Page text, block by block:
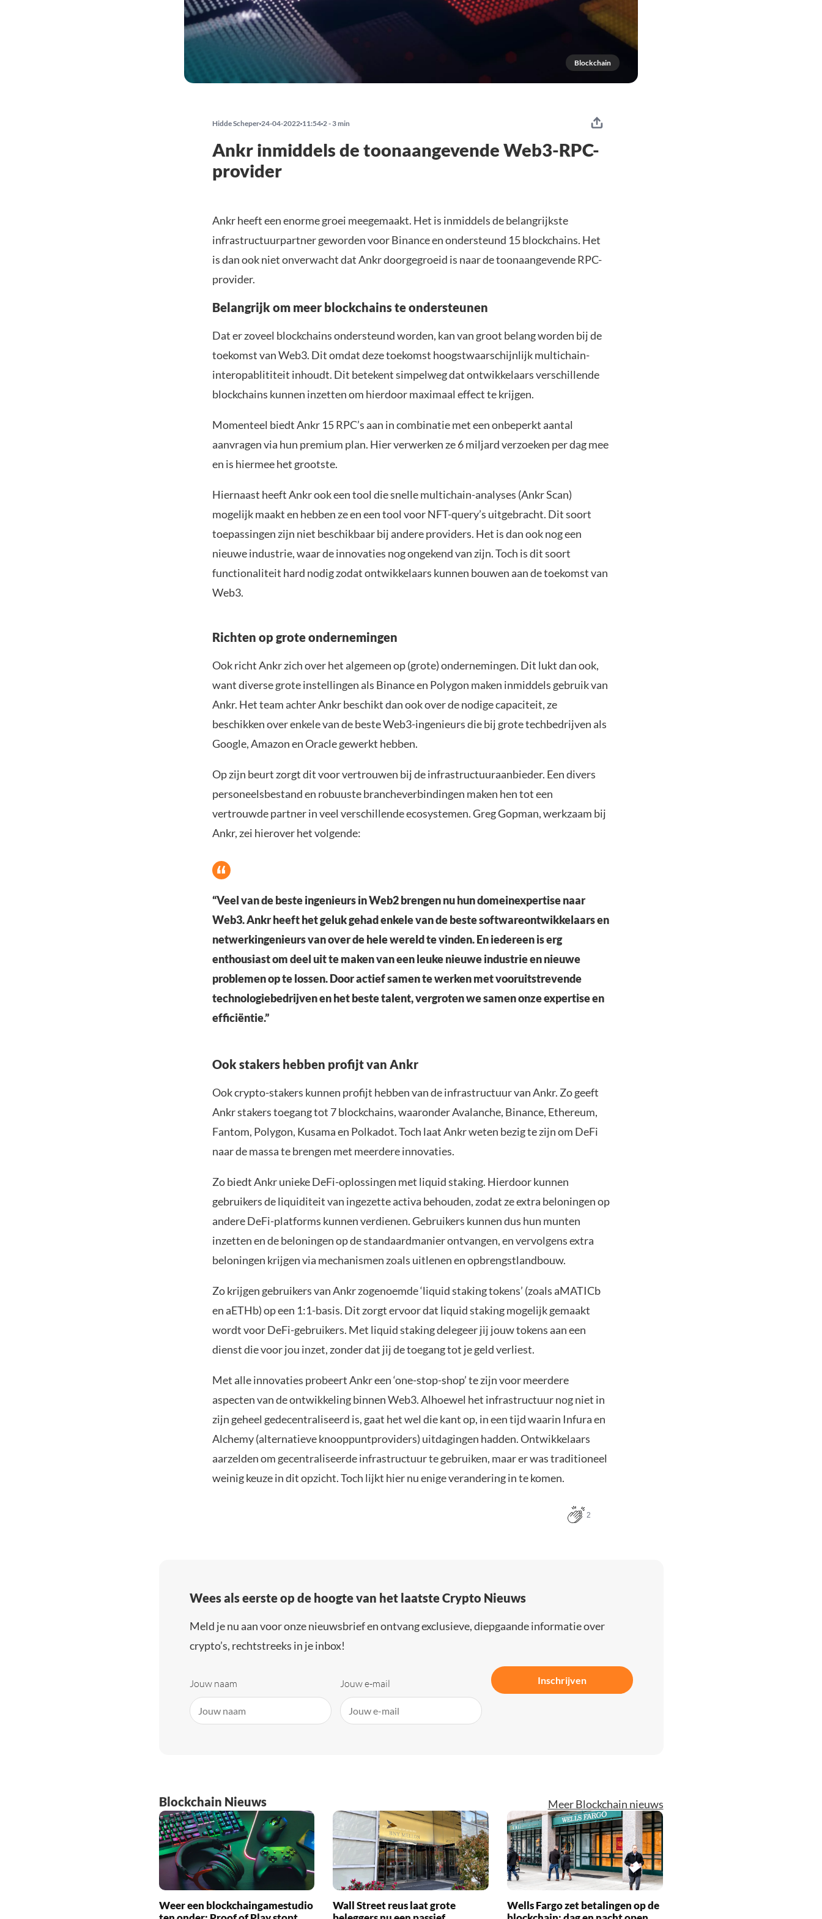
Blockchain
Hidde Scheper 24-04-2022 11:54 2 - 3 min
Ankr inmiddels de toonaangevende Web3-RPC-
provider
Ankr heeft een enorme groei meegemaakt. Het is inmiddels de belangrijkste
infrastructuurpartner geworden voor Binance en ondersteund 15 blockchains. Het
is dan ook niet onverwacht dat Ankr doorgegroeid is naar de toonaangevende RPC-
provider.
Belangrijk om meer blockchains te ondersteunen
Dat er zoveel blockchains ondersteund worden, kan van groot belang worden bij de
toekomst van Web3. Dit omdat deze toekomst hoogstwaarschijnlijk multichain-
interopablititeit inhoudt. Dit betekent simpelweg dat ontwikkelaars verschillende
blockchains kunnen inzetten om hierdoor maximaal effect te krijgen.
Momenteel biedt Ankr 15 RPC’s aan in combinatie met een onbeperkt aantal
aanvragen via hun premium plan. Hier verwerken ze 6 miljard verzoeken per dag mee
en is hiermee het grootste.
Hiernaast heeft Ankr ook een tool die snelle multichain-analyses (Ankr Scan)
mogelijk maakt en hebben ze en een tool voor NFT-query’s uitgebracht. Dit soort
toepassingen zijn niet beschikbaar bij andere providers. Het is dan ook nog een
nieuwe industrie, waar de innovaties nog ongekend van zijn. Toch is dit soort
functionaliteit hard nodig zodat ontwikkelaars kunnen bouwen aan de toekomst van
Web3.
Richten op grote ondernemingen
Ook richt Ankr zich over het algemeen op (grote) ondernemingen. Dit lukt dan ook,
want diverse grote instellingen als Binance en Polygon maken inmiddels gebruik van
Ankr. Het team achter Ankr beschikt dan ook over de nodige capaciteit, ze
beschikken over enkele van de beste Web3-ingenieurs die bij grote techbedrijven als
Google, Amazon en Oracle gewerkt hebben.
Op zijn beurt zorgt dit voor vertrouwen bij de infrastructuuraanbieder. Een divers
personeelsbestand en robuuste brancheverbindingen maken hen tot een
vertrouwde partner in veel verschillende ecosystemen. Greg Gopman, werkzaam bij
Ankr, zei hierover het volgende:
“Veel van de beste ingenieurs in Web2 brengen nu hun domeinexpertise naar
Web3. Ankr heeft het geluk gehad enkele van de beste softwareontwikkelaars en
netwerkingenieurs van over de hele wereld te vinden. En iedereen is erg
enthousiast om deel uit te maken van een leuke nieuwe industrie en nieuwe
problemen op te lossen. Door actief samen te werken met vooruitstrevende
technologiebedrijven en het beste talent, vergroten we samen onze expertise en
efficiëntie.”
Ook stakers hebben profijt van Ankr
Ook crypto-stakers kunnen profijt hebben van de infrastructuur van Ankr. Zo geeft
Ankr stakers toegang tot 7 blockchains, waaronder Avalanche, Binance, Ethereum,
Fantom, Polygon, Kusama en Polkadot. Toch laat Ankr weten bezig te zijn om DeFi
naar de massa te brengen met meerdere innovaties.
Zo biedt Ankr unieke DeFi-oplossingen met liquid staking. Hierdoor kunnen
gebruikers de liquiditeit van ingezette activa behouden, zodat ze extra beloningen op
andere DeFi-platforms kunnen verdienen. Gebruikers kunnen dus hun munten
inzetten en de beloningen op de standaardmanier ontvangen, en vervolgens extra
beloningen krijgen via mechanismen zoals uitlenen en opbrengstlandbouw.
Zo krijgen gebruikers van Ankr zogenoemde ‘liquid staking tokens’ (zoals aMATICb
en aETHb) op een 1:1-basis. Dit zorgt ervoor dat liquid staking mogelijk gemaakt
wordt voor DeFi-gebruikers. Met liquid staking delegeer jij jouw tokens aan een
dienst die voor jou inzet, zonder dat jij de toegang tot je geld verliest.
Met alle innovaties probeert Ankr een ‘one-stop-shop’ te zijn voor meerdere
aspecten van de ontwikkeling binnen Web3. Alhoewel het infrastructuur nog niet in
zijn geheel gedecentraliseerd is, gaat het wel die kant op, in een tijd waarin Infura en
Alchemy (alternatieve knooppuntproviders) uitdagingen hadden. Ontwikkelaars
aarzelden om gecentraliseerde infrastructuur te gebruiken, maar er was traditioneel
weinig keuze in dit opzicht. Toch lijkt hier nu enige verandering in te komen.
2
Wees als eerste op de hoogte van het laatste Crypto Nieuws
Meld je nu aan voor onze nieuwsbrief en ontvang exclusieve, diepgaande informatie over
crypto’s, rechtstreeks in je inbox!
Jouw naam Jouw e-mail Inschrijven
Blockchain Nieuws Meer Blockchain nieuws
Weer een blockchaingamestudio
Wall Street reus laat grote
Wells Fargo zet betalingen op de